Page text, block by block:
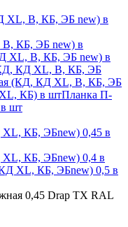
XL, В, КБ, ЭБ new) в
КБ, ЭБ new) в
XL, В, КБ, ЭБ new) в
КД XL, В, КБ, ЭБ
(КД, КД XL, В, КБ, ЭБ
КБ) в штПланка П-
шт
XL, КБ, ЭБnew) 0,45 в
XL, КБ, ЭБnew) 0,4 в
XL, КБ, ЭБnew) 0,5 в
0,45 Drap TX RAL